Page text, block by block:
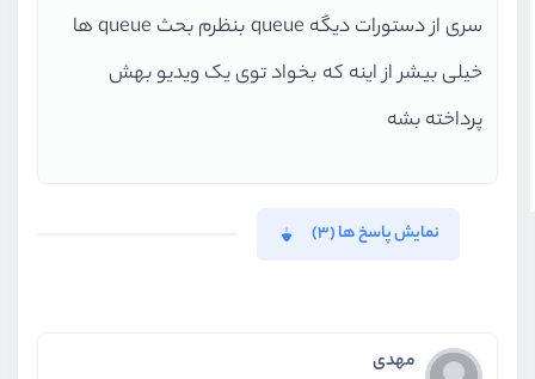
سری از دستورات دیگه queue بنظرم بحث queue ها
خیلی بیشر از اینه که بخواد توی یک ویدیو بهش
پرداخته بشه
نمایش پاسخ ها (3)
مهدی